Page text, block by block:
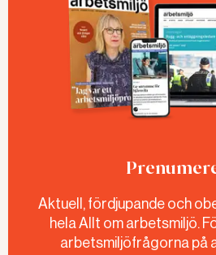
Aktuell, fördjupande och
hela Allt om arbetsmiljö.
arbetsmiljöfrågorna på